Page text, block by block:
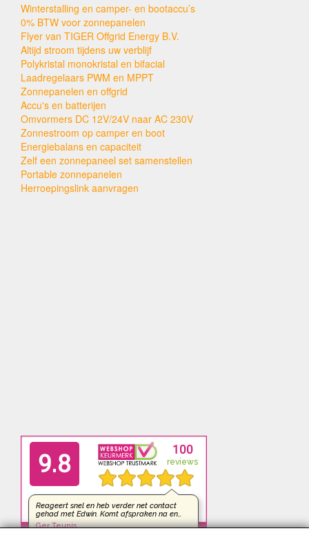
Winterstalling en camper- en bootaccu’s
0% BTW voor zonnepanelen
Flyer van TIGER Offgrid Energy B.V.
Altijd stroom tijdens uw verblijf
Polykristal monokristal en bifacial
Laadregelaars PWM en MPPT
Zonnepanelen en offgrid
Accu's en batterijen
Omvormers DC 12V/24V naar AC 230V
Zonnestroom op camper en boot
Energiebalans en capaciteit
Zelf een zonnepaneel set samenstellen
Portable zonnepanelen
Herroepingslink aanvragen